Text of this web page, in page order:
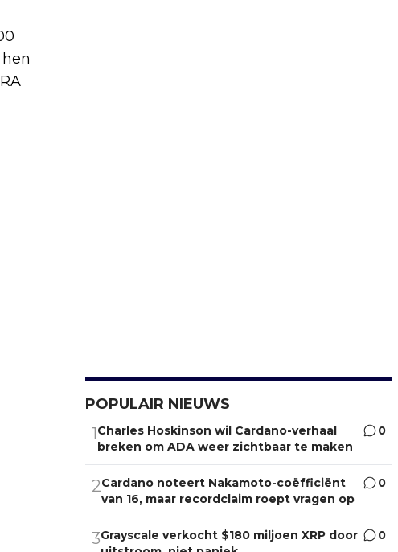
POPULAIR NIEUWS
1Charles Hoskinson wil Cardano-verhaal
breken om ADA weer zichtbaar te maken
0
2Cardano noteert Nakamoto-coëfficiënt
van 16, maar recordclaim roept vragen op
0
3Grayscale verkocht $180 miljoen XRP door
0